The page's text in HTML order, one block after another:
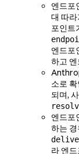
엔드포
대 따
포인트
엔드포
하고
소로
되며,
엔드포
하는
라 엔